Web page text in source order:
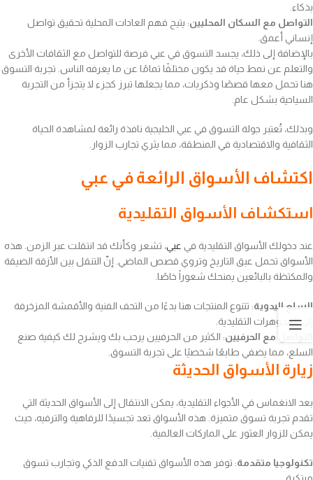
بذكاء.
التواصل مع السكان المحليين: يتيح فهم العادات المحلية تحقيق تواصل
إنساني أعمق.
بالإضافة إلى ذلك، يجسد التسوق في عبي فرصة للتواصل مع الثقافات الأخرى
والتعلم عن نمط حياة قد يكون مختلفًا تمامًا عن ما يعرفه الناس. تجربة التسوق
هنا تحمل معها قصصًا وذكريات، مما يجعلها تبرز كجزء لا يتجزأ من التجربة
السياحية بشكل عام.
وبذلك، تُعتبر جولة التسوق في عبي الخليجية نافذة رائعة لمشاهدة الحياة
الثقافية والاقتصادية في المنطقة، مما يثري تجارب الزوار.
اكتشاف الأسواق الرائعة في عبي
استكشاف الأسواق التقليدية
عند دخولك الأسواق التقليدية في عبي، تشعر وكأنك قد انتقلت عبر الزمن. هذه
الأسواق تحمل عبق التاريخ وتروي قصص الماضي. إنّ التنقل بين الأزقة الضيقة
والمكتظة بالبائعين يمنحك شعوراً خاصًا.
السلع اليدوية: تتنوع المنتجات هنا بدءًا من التحف الفنية والأقمشة المزخرفة
إلى المجوهرات التقليدية.
التواصل مع الحرفيين: الكثير من الحرفيين يرحب بك ويشرح لك كيفية صنع
السلع، مما يضفي طابعًا شخصيًا على تجربة التسوق.
زيارة الأسواق الحديثة
بعد الانغماس في الأجواء التقليدية، يمكن الانتقال إلى الأسواق الحديثة التي
تقدم تجربة تسوق متميزة. هذه الأسواق تعد تجسيدًا للرفاهية والترفيه، حيث
يمكن للزوار العثور على الماركات العالمية.
تكنولوجيا متقدمة: توفر هذه الأسواق تقنيات الدفع الذكي وتجارب تسوق